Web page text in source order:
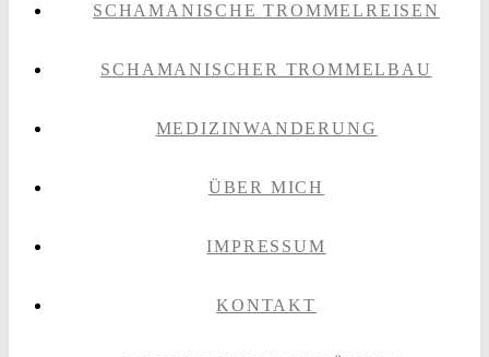
SCHAMANISCHE TROMMELREISEN
SCHAMANISCHER TROMMELBAU
MEDIZINWANDERUNG
ÜBER MICH
IMPRESSUM
KONTAKT